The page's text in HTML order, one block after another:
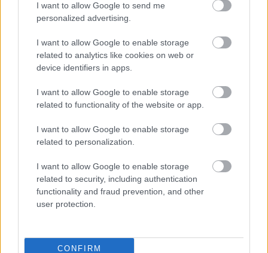
I want to allow Google to send me
personalized advertising.
I want to allow Google to enable storage
related to analytics like cookies on web or
device identifiers in apps.
I want to allow Google to enable storage
related to functionality of the website or app.
I want to allow Google to enable storage
related to personalization.
I want to allow Google to enable storage
related to security, including authentication
functionality and fraud prevention, and other
user protection.
CONFIRM
Na meg így, hogy a párom énekesnő (akit nem az X-
Faktor fog felfedezni) már nem annyira érdekes,
mert napi szinten kapok minőségi élő zenét.
10 éve
estében, de csak mint vendég, az évadzáróban mikor
Balázs helyett vezette, látszódott rajta az idegesség,
show-t helyette. Nem való neki a műsorvezetés.
Ez nagy blama lenne: meg nem eleg tapasztaltak es